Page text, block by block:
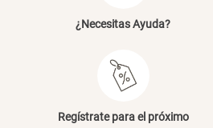
¿Necesitas Ayuda?
Regístrate para el próximo
Canasto Bambú
S/ 35.90